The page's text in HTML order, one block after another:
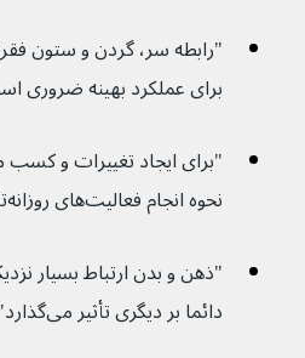
"رابطه سر، گردن و ستون
برای عملکرد بهینه ضروری
"برای ایجاد تغییرات و
نحوه انجام فعالیت‌های روزانه‌تان ضروری است."
"ذهن و بدن ارتباط بسیار
دائما بر دیگری تأثیر می‌گذارد"